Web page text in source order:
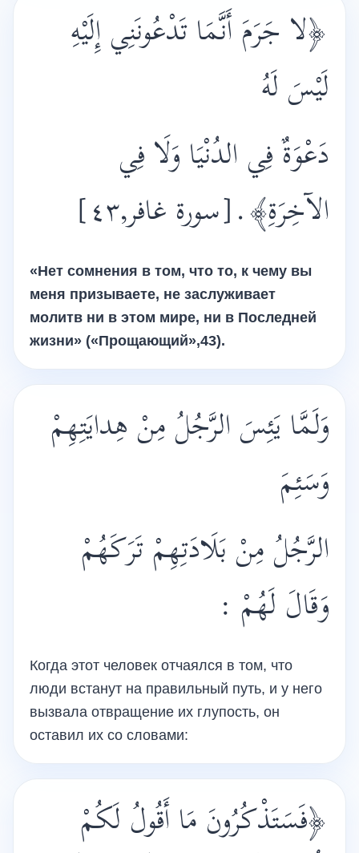
﴿لا جَرَمَ أَنَّمَا تَدْعُونَنِي إِلَيْهِ
لَيْسَ لَهُ
دَعْوَةٌ فِي الدُنْيَا وَلَا فِي
الآخِرَةِ﴾.[سورة غافر,٤٣]
«Нет сомнения в том, что то, к чему вы
меня призываете, не заслуживает
молитв ни в этом мире, ни в Последней
жизни» («Прощающий»,43).
وَلَمَّا يَئِسَ الرَّجُلُ مِنْ هِدايَتِهِمْ
وَسَئِمَ
الرَّجُلُ مِنْ بَلَادَتِهِمْ تَرَكَهُمْ
وَقَالَ لَهُمْ :
Когда этот человек отчаялся в том, что
люди встанут на правильный путь, и у него
вызвала отвращение их глупость, он
оставил их со словами:
﴿فَسَتَذْكُرُونَ مَا أَقُولُ لَكُمْ